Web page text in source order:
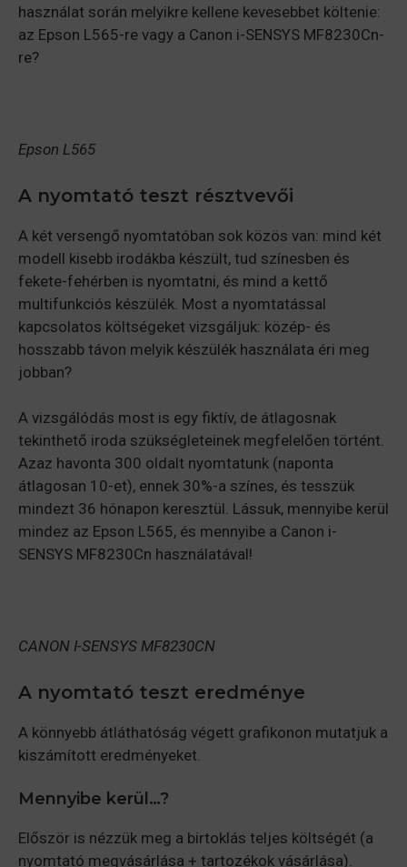
használat során melyikre kellene kevesebbet költenie:
az Epson L565-re vagy a Canon i-SENSYS MF8230Cn-
re?
Epson L565
A nyomtató teszt résztvevői
A két versengő nyomtatóban sok közös van: mind két
modell kisebb irodákba készült, tud színesben és
fekete-fehérben is nyomtatni, és mind a kettő
multifunkciós készülék. Most a nyomtatással
kapcsolatos költségeket vizsgáljuk: közép- és
hosszabb távon melyik készülék használata éri meg
jobban?
A vizsgálódás most is egy fiktív, de átlagosnak
tekinthető iroda szükségleteinek megfelelően történt.
Azaz havonta 300 oldalt nyomtatunk (naponta
átlagosan 10-et), ennek 30%-a színes, és tesszük
mindezt 36 hónapon keresztül. Lássuk, mennyibe kerül
mindez az Epson L565, és mennyibe a Canon i-
SENSYS MF8230Cn használatával!
CANON I-SENSYS MF8230CN
A nyomtató teszt eredménye
A könnyebb átláthatóság végett grafikonon mutatjuk a
kiszámított eredményeket.
Mennyibe kerül…?
Először is nézzük meg a birtoklás teljes költségét (a
nyomtató megvásárlása + tartozékok vásárlása).